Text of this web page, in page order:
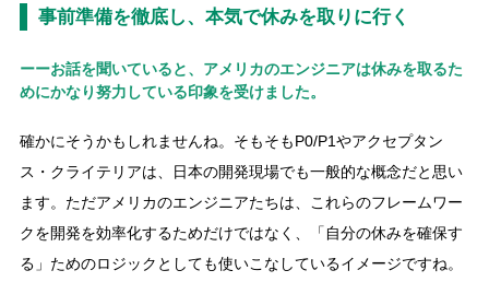
事前準備を徹底し、本気で休みを取りに行く
ーーお話を聞いていると、アメリカのエンジニアは休みを取るた
めにかなり努力している印象を受けました。
確かにそうかもしれませんね。そもそもP0/P1やアクセプタン
ス・クライテリアは、日本の開発現場でも一般的な概念だと思い
ます。ただアメリカのエンジニアたちは、これらのフレームワー
クを開発を効率化するためだけではなく、「自分の休みを確保す
る」ためのロジックとしても使いこなしているイメージですね。